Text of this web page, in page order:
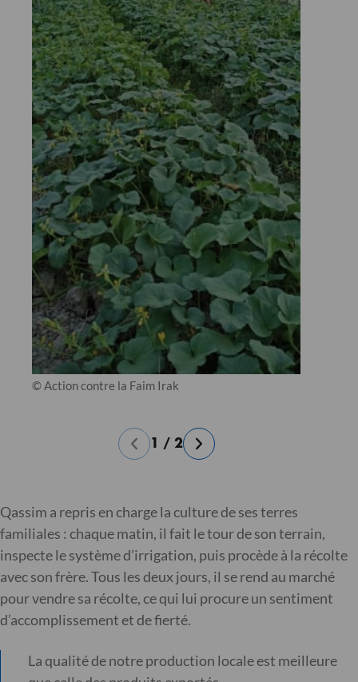
© Action contre la Faim Irak
1 / 2
Qassim a repris en charge la culture de ses terres
familiales : chaque matin, il fait le tour de son terrain,
inspecte le système d’irrigation, puis procède à la récolte
avec son frère. Tous les deux jours, il se rend au marché
pour vendre sa récolte, ce qui lui procure un sentiment
d’accomplissement et de fierté.
La qualité de notre production locale est meilleure